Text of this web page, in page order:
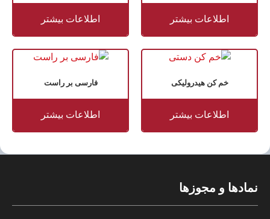
اطلاعات بیشتر اطلاعات بیشتر
خم کن هیدرولیکی
اطلاعات بیشتر
فارسی بر راست
اطلاعات بیشتر
نمادها و مجوزها